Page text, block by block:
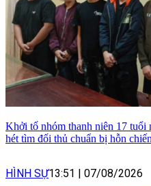
Khởi tố nhóm thanh niên 17 tuổi
hét tìm đối thủ chuẩn bị hỗn chiến
HÌNH SỰ13:51 | 07/08/2026